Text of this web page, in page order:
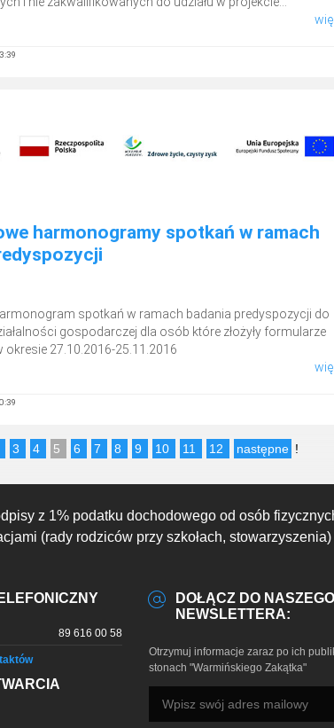
harmonogramy spotkań w ramach
spotkań w ramach badania predyspozycji do
gospodarczej dla osób które złożyły formularze
okresie 27.10.2016-25.11.2016
3 4 5 6 7 8 9 10 11 12 następne !
z 1% podatku dochodowego od osób
(rady rodziców przy szkołach,
89 616 00 58
DOŁĄCZ DO NASZEGO
NEWSLETTERA:
Otrzymuj informacje zaraz po ich
stonach "Warmińskiego Zakątka"